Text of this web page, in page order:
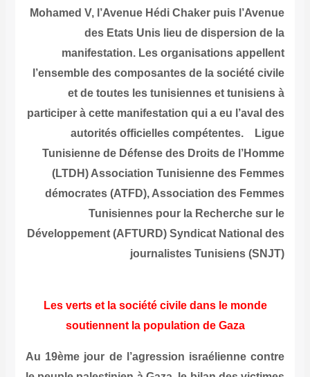
Mohamed V, l’Avenue Hédi Chaker puis l’Avenue
des Etats Unis lieu de dispersion de la
manifestation. Les organisations appellent
l’ensemble des composantes de la société civile
et de toutes les tunisiennes et tunisiens à
participer à cette manifestation qui a eu l’aval des
autorités officielles compétentes.
Ligue
Tunisienne de Défense des Droits de l’Homme
(LTDH) Association Tunisienne des Femmes
démocrates (ATFD), Association des Femmes
Tunisiennes pour la Recherche sur le
Développement (AFTURD) Syndicat National des
journalistes Tunisiens (SNJT)
Les verts et la société civile dans le monde
soutiennent la population de Gaza
Au 19ème jour de l’agression israélienne contre